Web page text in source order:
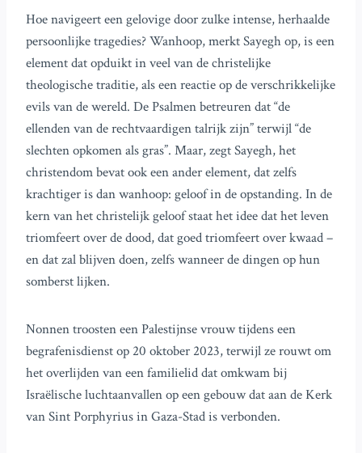
Hoe navigeert een gelovige door zulke intense, herhaalde
persoonlijke tragedies? Wanhoop, merkt Sayegh op, is een
element dat opduikt in veel van de christelijke
theologische traditie, als een reactie op de verschrikkelijke
evils van de wereld. De Psalmen betreuren dat “de
ellenden van de rechtvaardigen talrijk zijn” terwijl “de
slechten opkomen als gras”. Maar, zegt Sayegh, het
christendom bevat ook een ander element, dat zelfs
krachtiger is dan wanhoop: geloof in de opstanding. In de
kern van het christelijk geloof staat het idee dat het leven
triomfeert over de dood, dat goed triomfeert over kwaad –
en dat zal blijven doen, zelfs wanneer de dingen op hun
somberst lijken.
Nonnen troosten een Palestijnse vrouw tijdens een
begrafenisdienst op 20 oktober 2023, terwijl ze rouwt om
het overlijden van een familielid dat omkwam bij
Israëlische luchtaanvallen op een gebouw dat aan de Kerk
van Sint Porphyrius in Gaza-Stad is verbonden.